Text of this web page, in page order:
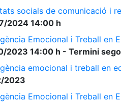
socials de comunicació i
2024 14:00 h
Emocional i Treball en
2023 14:00 h - Termini
emocional i treball en
2023
Emocional i Treball en